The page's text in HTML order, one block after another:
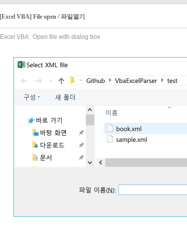
[Excel VBA] File open / 파일열기
Excel VBA : Open file with dialog box